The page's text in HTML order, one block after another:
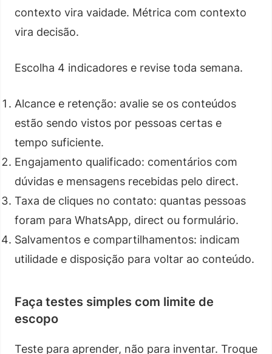
contexto vira vaidade. Métrica com contexto
vira decisão.
Escolha 4 indicadores e revise toda semana.
Alcance e retenção: avalie se os conteúdos
estão sendo vistos por pessoas certas e
tempo suficiente.
Engajamento qualificado: comentários com
dúvidas e mensagens recebidas pelo direct.
Taxa de cliques no contato: quantas pessoas
foram para WhatsApp, direct ou formulário.
Salvamentos e compartilhamentos: indicam
utilidade e disposição para voltar ao conteúdo.
Faça testes simples com limite de
escopo
Teste para aprender, não para inventar. Troque